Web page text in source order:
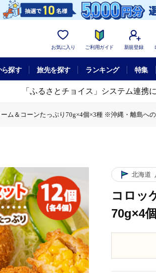
お気に入り ご利用ガイド 新規登録
探す 旅先を探す ランキング 特集
「ふるさとチョイス」システム連携
ム＆コーンたっぷり70g×4個×3種 ※沖縄・離島へ
北海道
コロッ
70g×4